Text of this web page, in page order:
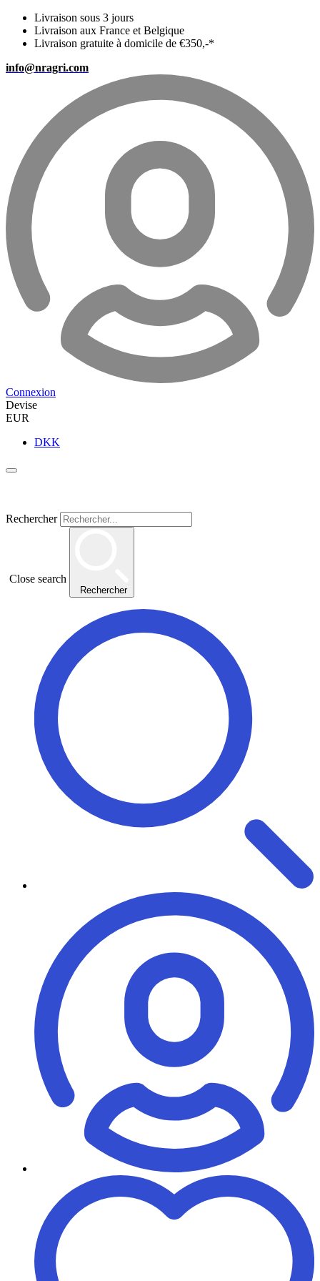
Livraison sous 3 jours
Livraison aux France et Belgique
Livraison gratuite à domicile de €350,-*
info@nragri.com
Connexion
Devise
EUR
DKK
Rechercher
Close search
Rechercher